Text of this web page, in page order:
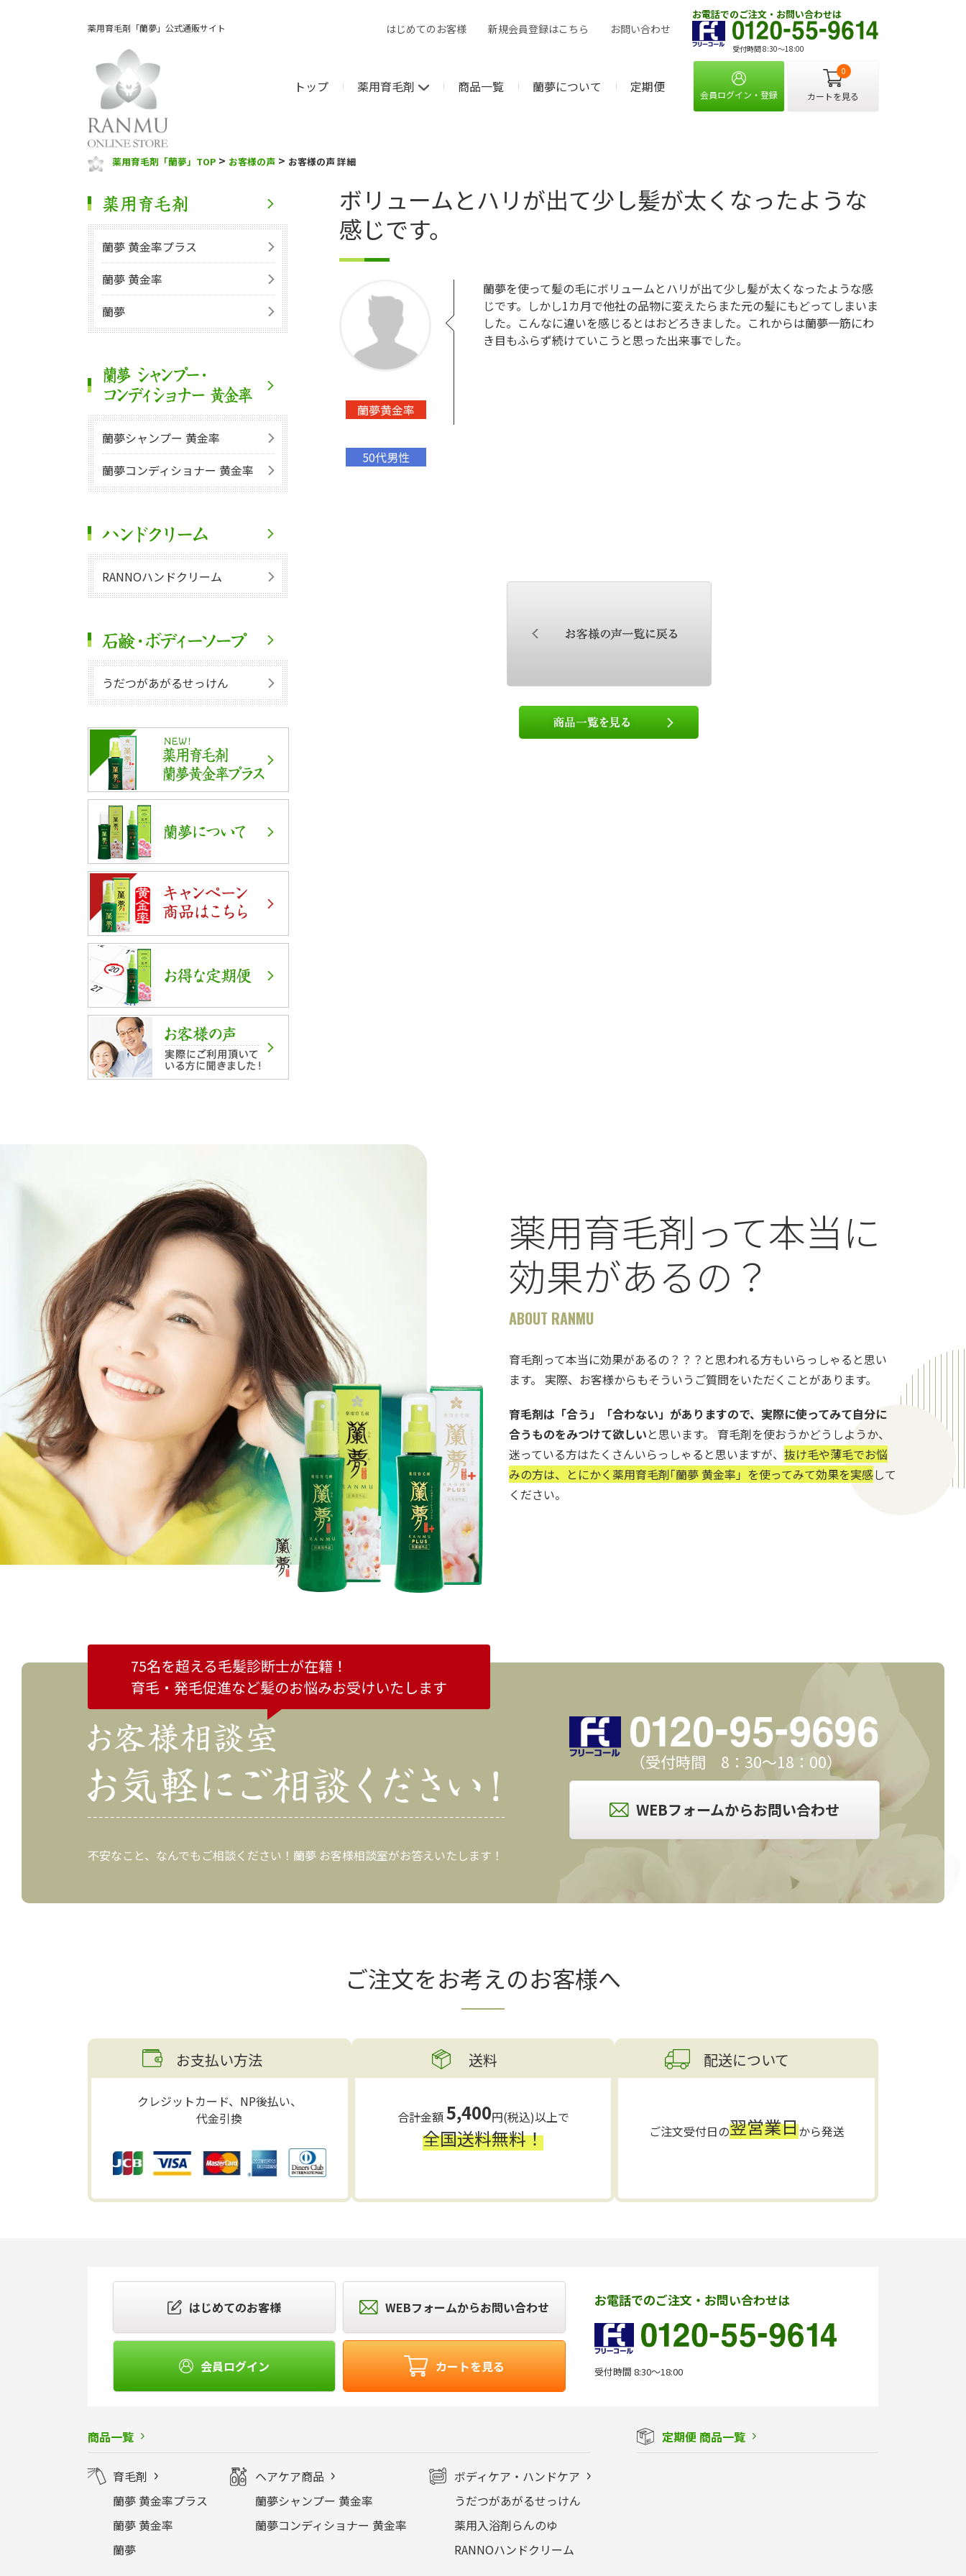
薬用育毛剤「蘭夢」公式通販サイト はじめてのお客様 新規会員登録はこちら お問い合わせ
お電話でのご注文・お問い合わせは
受付時間 8:30〜18:00
トップ 薬用育毛剤 商品一覧 蘭夢について 定期便 会員ログイン・登録
0
カートを見る
薬用育毛剤「蘭夢」TOP > お客様の声 > お客様の声 詳細
蘭夢 黄金率プラス
蘭夢 黄金率
蘭夢
蘭夢シャンプー 黄金率
蘭夢コンディショナー 黄金率
RANNOハンドクリーム
うだつがあがるせっけん
ボリュームとハリが出て少し髪が太くなったような
感じです。
蘭夢黄金率
50代男性
蘭夢を使って髪の毛にボリュームとハリが出て少し髪が太くなったような感
じです。しかし1カ月で他社の品物に変えたらまた元の髪にもどってしまいま
した。こんなに違いを感じるとはおどろきました。これからは蘭夢一筋にわ
き目もふらず続けていこうと思った出来事でした。
薬用育毛剤って本当に
効果があるの？
ABOUT RANMU
育毛剤って本当に効果があるの？？？と思われる方もいらっしゃると思い
ます。 実際、お客様からもそういうご質問をいただくことがあります。
育毛剤は「合う」「合わない」がありますので、実際に使ってみて自分に
合うものをみつけて欲しいと思います。 育毛剤を使おうかどうしようか、
迷っている方はたくさんいらっしゃると思いますが、 抜け毛や薄毛でお悩
みの方は、とにかく薬用育毛剤｢蘭夢 黄金率」を使ってみて効果を実感して
ください。
75名を超える毛髪診断士が在籍！
育毛・発毛促進など髪のお悩みお受けいたします
不安なこと、なんでもご相談ください！蘭夢 お客様相談室がお答えいたします！
（受付時間 8：30～18：00）
WEBフォームからお問い合わせ
ご注文をお考えのお客様へ
お支払い方法
クレジットカード、NP後払い、
代金引換
送料
合計金額5,400円(税込)以上で
全国送料無料！
配送について
ご注文受付日の翌営業日から発送
はじめてのお客様 WEBフォームからお問い合わせ
会員ログイン カートを見る
お電話でのご注文・お問い合わせは
受付時間 8:30〜18:00
商品一覧
育毛剤
蘭夢 黄金率プラス
蘭夢 黄金率
蘭夢
ヘアケア商品
蘭夢シャンプー 黄金率
蘭夢コンディショナー 黄金率
ボディケア・ハンドケア
うだつがあがるせっけん
薬用入浴剤らんのゆ
RANNOハンドクリーム
定期便 商品一覧